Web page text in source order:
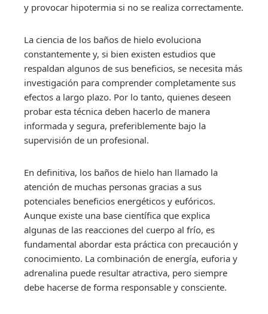
y provocar hipotermia si no se realiza correctamente.
La ciencia de los baños de hielo evoluciona
constantemente y, si bien existen estudios que
respaldan algunos de sus beneficios, se necesita más
investigación para comprender completamente sus
efectos a largo plazo. Por lo tanto, quienes deseen
probar esta técnica deben hacerlo de manera
informada y segura, preferiblemente bajo la
supervisión de un profesional.
En definitiva, los baños de hielo han llamado la
atención de muchas personas gracias a sus
potenciales beneficios energéticos y eufóricos.
Aunque existe una base científica que explica
algunas de las reacciones del cuerpo al frío, es
fundamental abordar esta práctica con precaución y
conocimiento. La combinación de energía, euforia y
adrenalina puede resultar atractiva, pero siempre
debe hacerse de forma responsable y consciente.